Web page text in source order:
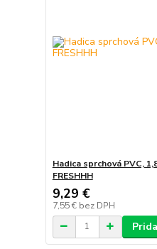
Hadica sprchová PVC,
FRESHHH
9,29 €
7,55 € bez DPH